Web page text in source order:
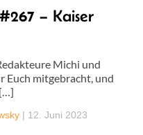
– Kaiser
Michi und
Euch mitgebracht, und
| 12. Juni 2023